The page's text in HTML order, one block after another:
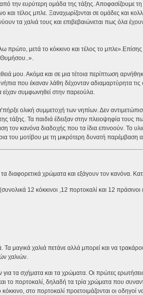
την ευρύτερη ομάδα της τάξης. Αποφασίζουμε
και τέλος μπλε. Ξαναχωρίζονται σε ομάδες και
τα χαλιά τους και επιβεβαιώνεται πως όλα
πρώτο, μετά το κόκκινο και τέλος το
Θυμήσου..».
μου. Ακόμα και σε μια τέτοια περίπτωση
που έκαναν λάθη δέχονταν αδιαμαρτύρητα τις
συμφωνηθεί στην παρεούλα.
Υπήρξε ολική συμμετοχή των νηπίων. Δεν
τάξης. Τα παιδιά έδειξαν στην πλειοψηφία τους
κανόνα διαδοχής που τα ίδια επινοούν. Το
του μοτίβου με τη μικρότερη δυνατή παρέμβαση
διαφορετικά χρώματα και εξάγουν τον κανόνα.
12 κόκκινοι ,12 πορτοκαλί και 12
μαγικά χαλιά πετάνε αλλά μπορεί και να
χαλιών.
τα σχήματα και τα χρώματα. Οι πρώτες
το πορτοκαλί, δηλαδή τα τρία χρώματα που
στο πορτοκαλί προετοιμάζονται οι οδηγοί